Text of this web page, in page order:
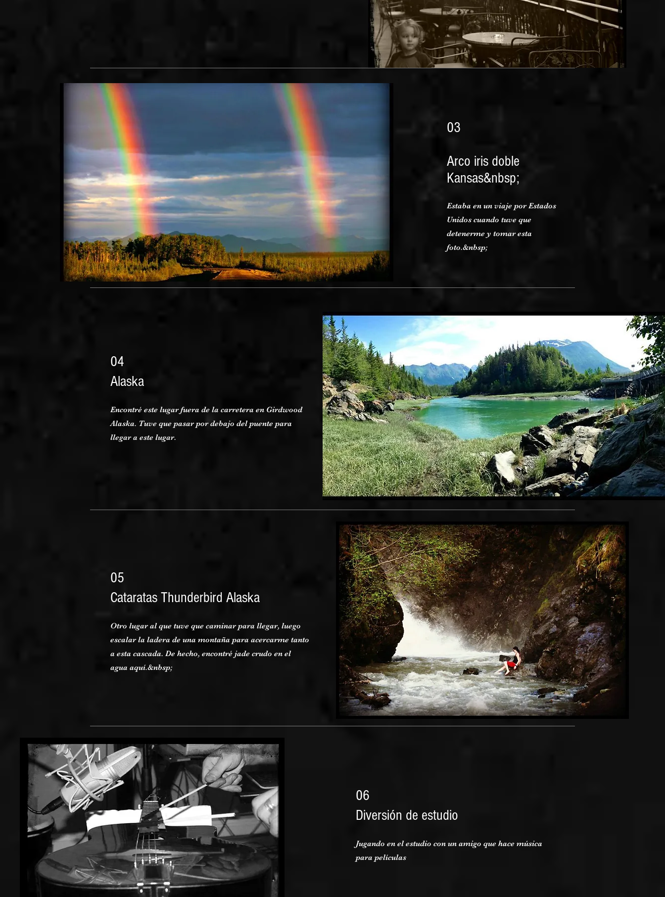
03
Arco iris doble
Kansas&nbsp;
Estaba en un viaje por Estados
Unidos cuando tuve que
detenerme y tomar esta
foto.&nbsp;
04
Alaska
Encontré este lugar fuera de la carretera en Girdwood
Alaska. Tuve que pasar por debajo del puente para
llegar a este lugar.
05
Cataratas Thunderbird Alaska
Otro lugar al que tuve que caminar para llegar, luego
escalar la ladera de una montaña para acercarme tanto
a esta cascada. De hecho, encontré jade crudo en el
agua aquí.&nbsp;
06
Diversión de estudio
Jugando en el estudio con un amigo que hace música
para películas